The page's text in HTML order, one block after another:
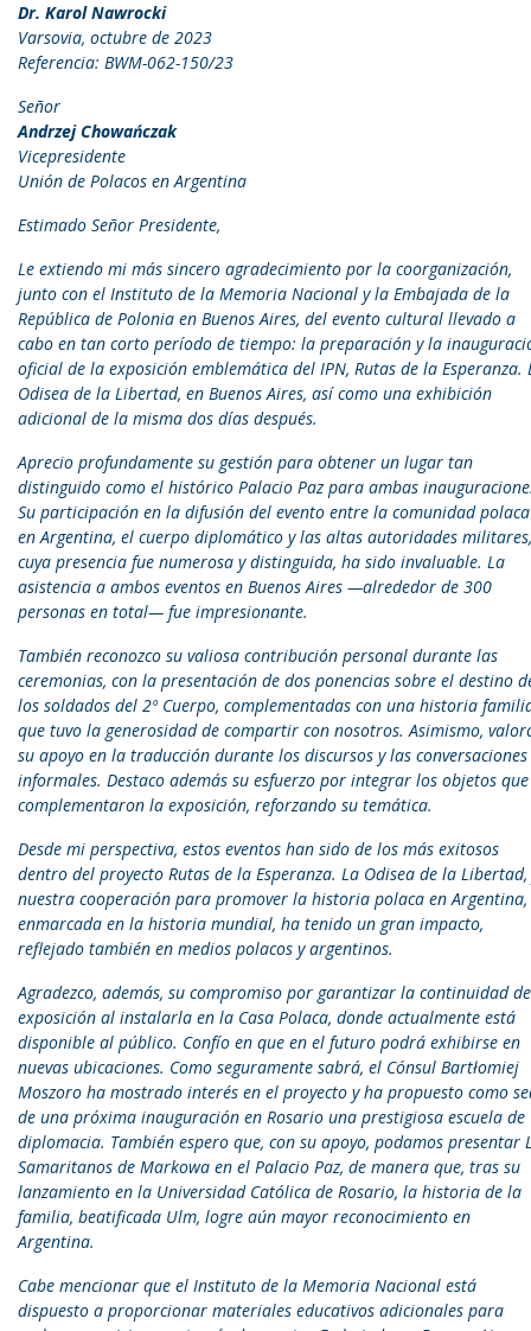
Dr. Karol Nawrocki
Varsovia, octubre de 2023
Referencia: BWM-062-150/23
Señor
Andrzej Chowańczak
Vicepresidente
Unión de Polacos en Argentina
Estimado Señor Presidente,
Le extiendo mi más sincero agradecimiento por la coorganización,
junto con el Instituto de la Memoria Nacional y la Embajada de la
República de Polonia en Buenos Aires, del evento cultural llevado a
cabo en tan corto período de tiempo: la preparación y la
oficial de la exposición emblemática del IPN, Rutas de la Esperanza.
Odisea de la Libertad, en Buenos Aires, así como una exhibición
adicional de la misma dos días después.
Aprecio profundamente su gestión para obtener un lugar tan
distinguido como el histórico Palacio Paz para ambas
Su participación en la difusión del evento entre la comunidad polaca
en Argentina, el cuerpo diplomático y las altas autoridades militares,
cuya presencia fue numerosa y distinguida, ha sido invaluable. La
asistencia a ambos eventos en Buenos Aires —alrededor de 300
personas en total— fue impresionante.
También reconozco su valiosa contribución personal durante las
ceremonias, con la presentación de dos ponencias sobre el destino
los soldados del 2º Cuerpo, complementadas con una historia
que tuvo la generosidad de compartir con nosotros. Asimismo,
su apoyo en la traducción durante los discursos y las conversaciones
informales. Destaco además su esfuerzo por integrar los objetos que
complementaron la exposición, reforzando su temática.
Desde mi perspectiva, estos eventos han sido de los más exitosos
dentro del proyecto Rutas de la Esperanza. La Odisea de la Libertad,
nuestra cooperación para promover la historia polaca en Argentina,
enmarcada en la historia mundial, ha tenido un gran impacto,
reflejado también en medios polacos y argentinos.
Agradezco, además, su compromiso por garantizar la continuidad
exposición al instalarla en la Casa Polaca, donde actualmente está
disponible al público. Confío en que en el futuro podrá exhibirse en
nuevas ubicaciones. Como seguramente sabrá, el Cónsul Bartłomiej
Moszoro ha mostrado interés en el proyecto y ha propuesto como
de una próxima inauguración en Rosario una prestigiosa escuela de
diplomacia. También espero que, con su apoyo, podamos presentar
Samaritanos de Markowa en el Palacio Paz, de manera que, tras su
lanzamiento en la Universidad Católica de Rosario, la historia de la
familia, beatificada Ulm, logre aún mayor reconocimiento en
Argentina.
Cabe mencionar que el Instituto de la Memoria Nacional está
dispuesto a proporcionar materiales educativos adicionales para